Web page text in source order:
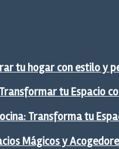
tu hogar con estilo y
tu Espacio
Transforma tu
Mágicos y